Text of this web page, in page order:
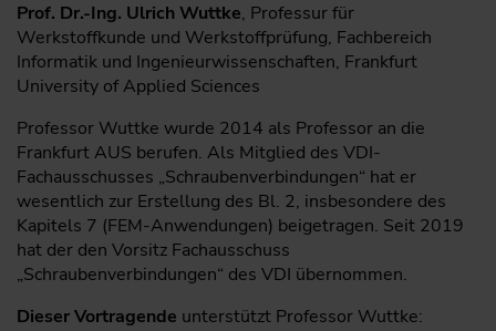
Prof. Dr.-Ing. Ulrich Wuttke, Professur für
Werkstoffkunde und Werkstoffprüfung, Fachbereich
Informatik und Ingenieurwissenschaften, Frankfurt
University of Applied Sciences
Professor Wuttke wurde 2014 als Professor an die
Frankfurt AUS berufen. Als Mitglied des VDI-
Fachausschusses „Schraubenverbindungen“ hat er
wesentlich zur Erstellung des Bl. 2, insbesondere des
Kapitels 7 (FEM-Anwendungen) beigetragen. Seit 2019
hat der den Vorsitz Fachausschuss
„Schraubenverbindungen“ des VDI übernommen.
Dieser Vortragende unterstützt Professor Wuttke: